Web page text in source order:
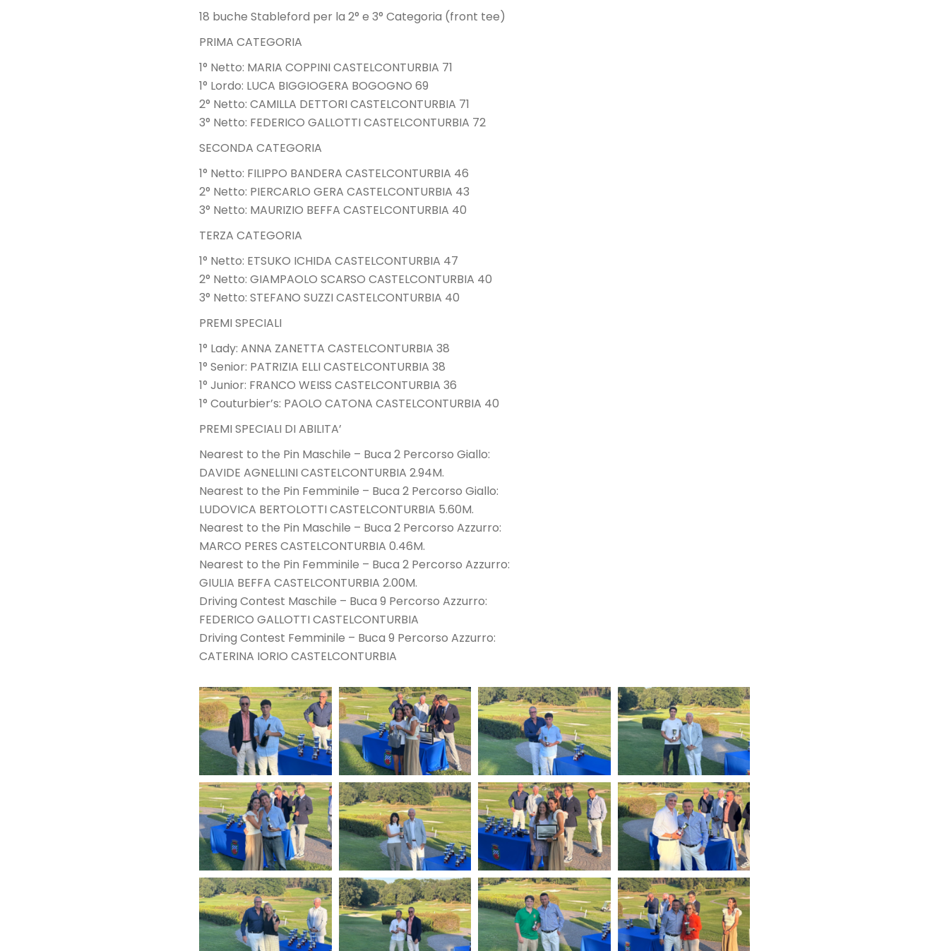
18 buche Stableford per la 2° e 3° Categoria (front tee)
PRIMA CATEGORIA
1° Netto: MARIA COPPINI CASTELCONTURBIA 71
1° Lordo: LUCA BIGGIOGERA BOGOGNO 69
2° Netto: CAMILLA DETTORI CASTELCONTURBIA 71
3° Netto: FEDERICO GALLOTTI CASTELCONTURBIA 72
SECONDA CATEGORIA
1° Netto: FILIPPO BANDERA CASTELCONTURBIA 46
2° Netto: PIERCARLO GERA CASTELCONTURBIA 43
3° Netto: MAURIZIO BEFFA CASTELCONTURBIA 40
TERZA CATEGORIA
1° Netto: ETSUKO ICHIDA CASTELCONTURBIA 47
2° Netto: GIAMPAOLO SCARSO CASTELCONTURBIA 40
3° Netto: STEFANO SUZZI CASTELCONTURBIA 40
PREMI SPECIALI
1° Lady: ANNA ZANETTA CASTELCONTURBIA 38
1° Senior: PATRIZIA ELLI CASTELCONTURBIA 38
1° Junior: FRANCO WEISS CASTELCONTURBIA 36
1° Couturbier’s: PAOLO CATONA CASTELCONTURBIA 40
PREMI SPECIALI DI ABILITA’
Nearest to the Pin Maschile – Buca 2 Percorso Giallo:
DAVIDE AGNELLINI CASTELCONTURBIA 2.94M.
Nearest to the Pin Femminile – Buca 2 Percorso Giallo:
LUDOVICA BERTOLOTTI CASTELCONTURBIA 5.60M.
Nearest to the Pin Maschile – Buca 2 Percorso Azzurro:
MARCO PERES CASTELCONTURBIA 0.46M.
Nearest to the Pin Femminile – Buca 2 Percorso Azzurro:
GIULIA BEFFA CASTELCONTURBIA 2.00M.
Driving Contest Maschile – Buca 9 Percorso Azzurro:
FEDERICO GALLOTTI CASTELCONTURBIA
Driving Contest Femminile – Buca 9 Percorso Azzurro:
CATERINA IORIO CASTELCONTURBIA